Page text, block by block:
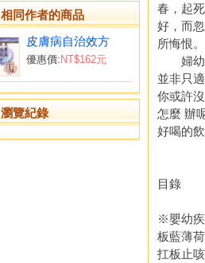
相同作者的商品
皮膚病自治效方
優惠價: NT$162元
瀏覽紀錄
春，起
好，而
所悔恨。
婦幼老
並非只
你或許
怎麼 辦
好喝的
洪
目錄
※嬰幼
板藍薄
扛板止